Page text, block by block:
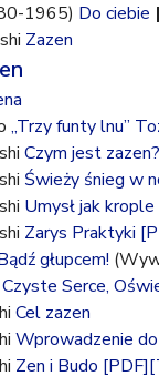
1965) Do ciebie
Zazen
„Trzy funty lnu”
Czym jest zazen?
Świeży śnieg w
Umysł jak
Zarys Praktyki
głupcem!
Czyste Serce,
Cel zazen
Wprowadzenie
Zen i Budo [PDF]